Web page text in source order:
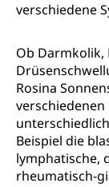
verschiedene
Ob Darmkolik,
Rosina
Beispiel die
lymphatische,
rheumatisch-